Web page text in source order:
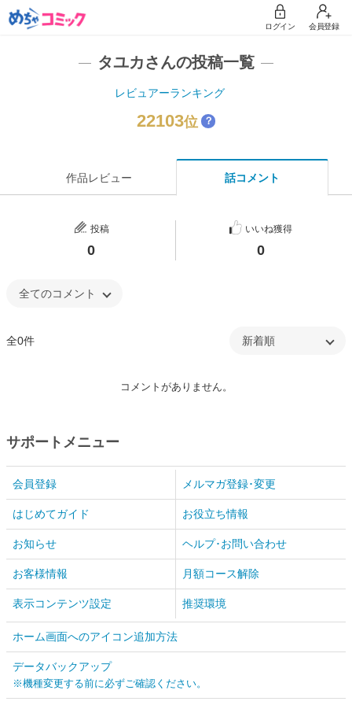
ログイン 会員登録
タユカさんの投稿一覧
レビュアーランキング
22103位 ？
作品レビュー 話コメント
投稿
0
いいね獲得
0
全0件
コメントがありません。
サポートメニュー
会員登録 メルマガ登録･変更
はじめてガイド お役立ち情報
お知らせ ヘルプ･お問い合わせ
お客様情報 月額コース解除
表示コンテンツ設定 推奨環境
ホーム画面へのアイコン追加方法
データバックアップ
※機種変更する前に必ずご確認ください。